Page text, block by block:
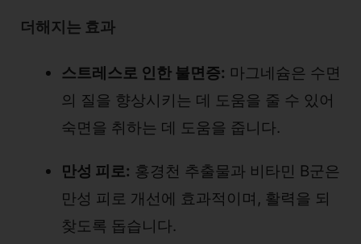
더해지는 효과
스트레스로 인한 불면증: 마그네슘은 수면
의 질을 향상시키는 데 도움을 줄 수 있어
숙면을 취하는 데 도움을 줍니다.
만성 피로: 홍경천 추출물과 비타민 B군은
만성 피로 개선에 효과적이며, 활력을 되
찾도록 돕습니다.